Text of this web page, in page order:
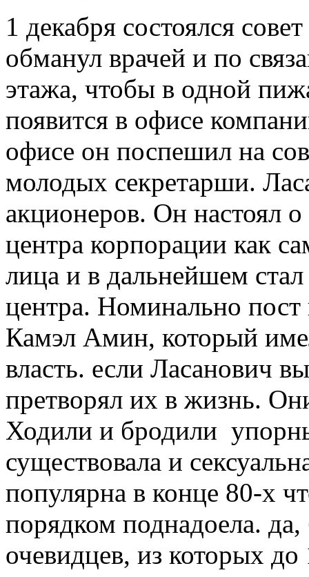
1 декабря состоялся
обманул врачей и по
этажа, чтобы в одной
появится в офисе
офисе он поспешил на
молодых секретарши.
акционеров. Он настоял
центра корпорации как
лица и в дальнейшем
центра. Номинально
Камэл Амин, который
власть. если Ласанович
претворял их в жизнь.
Ходили и бродили
существовала и
популярна в конце 80-х
порядком поднадоела.
очевидцев, из которых